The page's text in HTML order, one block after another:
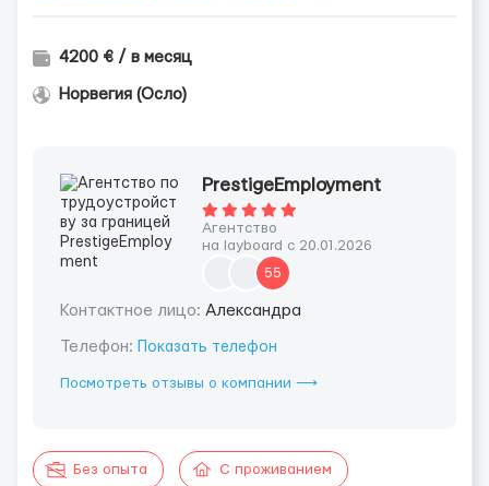
4200 € / в месяц
Норвегия (Осло)
PrestigeEmployment
Агентство
на layboard с 20.01.2026
55
Контактное лицо: Александра
Телефон: Показать телефон
Посмотреть отзывы о компании ⟶
Без опыта С проживанием